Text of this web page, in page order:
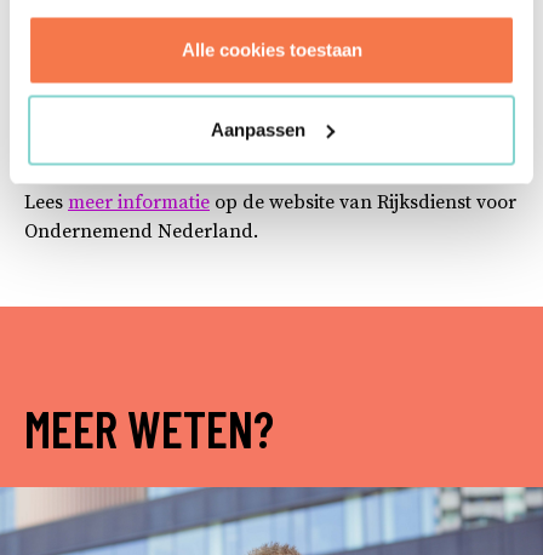
Alle cookies toestaan
Aanpassen
Wat betekent dit voor Brink?
Door onderdeel te vormen van het EPC-facilitators
opdrachtgevers kunnen helpen met dit soort opgaven.
Wij zijn top-of-mind!
Lees meer informatie op de website van Rijksdienst voor
Ondernemend Nederland.
MEER WETEN?